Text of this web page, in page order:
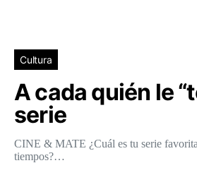
Cultura
A cada quién le
serie
CINE & MATE ¿Cuál es tu serie
tiempos?…